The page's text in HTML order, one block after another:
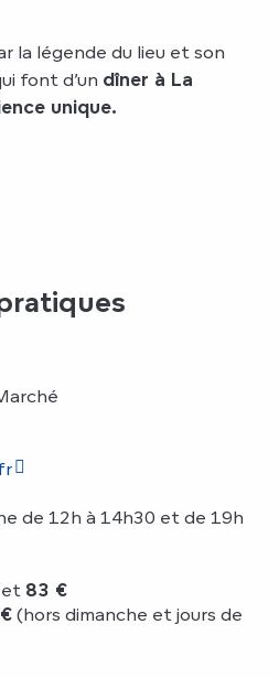
la légende du lieu et son
font d’un dîner à La
unique.
de 12h à 14h30 et de 19h
83 €
(hors dimanche et jours de